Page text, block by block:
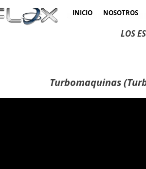
INICIO NOSOTROS
LOS
Turbomaquinas